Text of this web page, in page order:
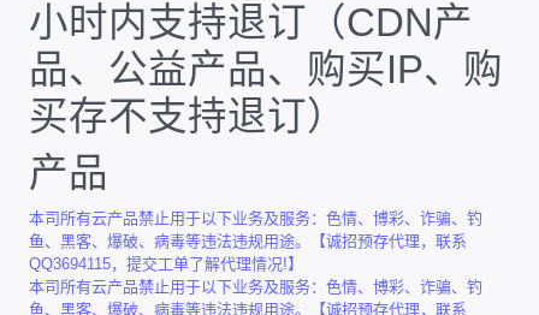
小时内支持退订（CDN产
品、公益产品、购买IP、购
买存不支持退订）
产品
本司所有云产品禁止用于以下业务及服务：色情、博彩、诈骗、钓
鱼、黑客、爆破、病毒等违法违规用途。【诚招预存代理，联系
QQ3694115，提交工单了解代理情况!】
本司所有云产品禁止用于以下业务及服务：色情、博彩、诈骗、钓
鱼、黑客、爆破、病毒等违法违规用途。【诚招预存代理，联系